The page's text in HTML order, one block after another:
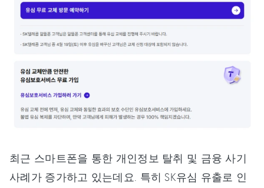
최근 스마트폰을 통한 개인정보 탈취 및 금융 사기
사례가 증가하고 있는데요. 특히 SK유심 유출로 인